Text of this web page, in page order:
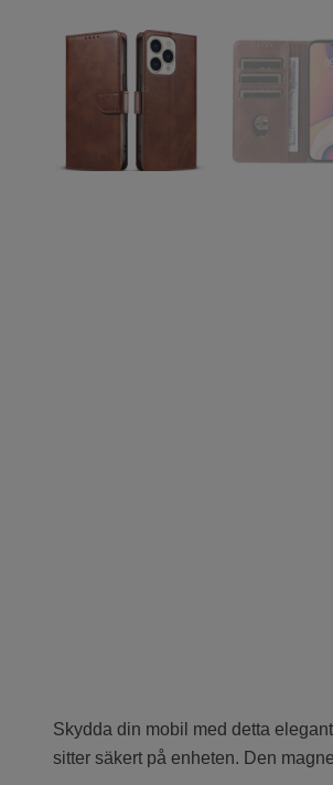
Skydda din mobil med detta
sitter säkert på enheten. Den